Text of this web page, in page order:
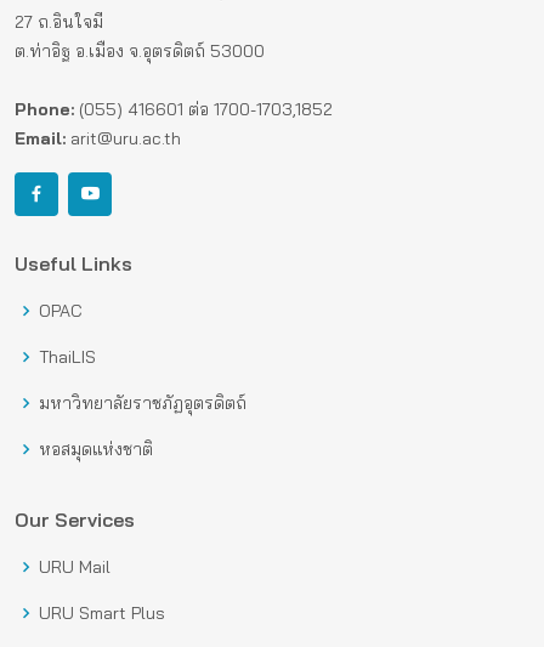
27 ถ.อินใจมี
ต.ท่าอิฐ อ.เมือง จ.อุตรดิตถ์ 53000
Phone: (055) 416601 ต่อ 1700-1703,1852
Email: arit@uru.ac.th
Useful Links
OPAC
ThaiLIS
มหาวิทยาลัยราชภัฏอุตรดิตถ์
หอสมุดแห่งชาติ
Our Services
URU Mail
URU Smart Plus